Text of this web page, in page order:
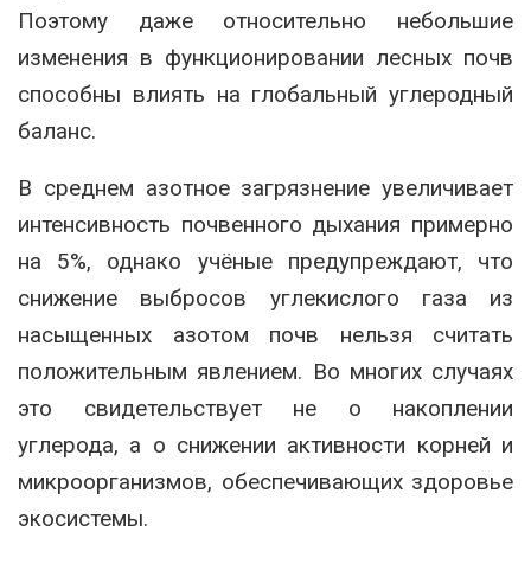
Поэтому даже относительно небольшие
изменения в функционировании лесных почв
способны влиять на глобальный углеродный
баланс.
В среднем азотное загрязнение увеличивает
интенсивность почвенного дыхания примерно
на 5%, однако учёные предупреждают, что
снижение выбросов углекислого газа из
насыщенных азотом почв нельзя считать
положительным явлением. Во многих случаях
это свидетельствует не о накоплении
углерода, а о снижении активности корней и
микроорганизмов, обеспечивающих здоровье
экосистемы.